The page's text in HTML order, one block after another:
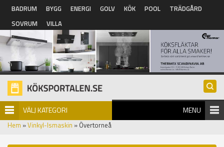
Hoppa till huvudinnehåll
BADRUM BYGG ENERGI GOLV KÖK POOL
TRÄDGÅRD
SOVRUM
VILLA
VÄLJ KATEGORI MENU
Hem »Vinkyl-Ismaskin » Övertorneå